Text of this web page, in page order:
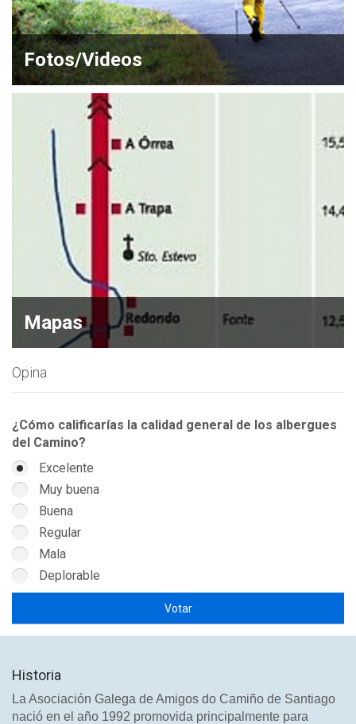
Fotos/Videos
Mapas
Opina
¿Cómo calificarías la calidad general de los albergues
del Camino?
Excelente
Muy buena
Buena
Regular
Mala
Deplorable
Historia
La Asociación Galega de Amigos do Camiño de Santiago
nació en el año 1992 promovida principalmente para